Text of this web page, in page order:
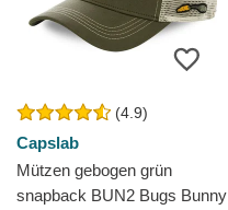
(4.9)
Capslab
Mützen gebogen grün
snapback BUN2 Bugs Bunny